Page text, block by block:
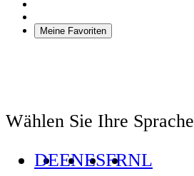
Meine Favoriten
Wählen Sie Ihre Sprache
DEENESFRNL